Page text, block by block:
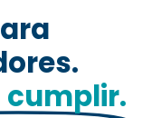
cumplir.